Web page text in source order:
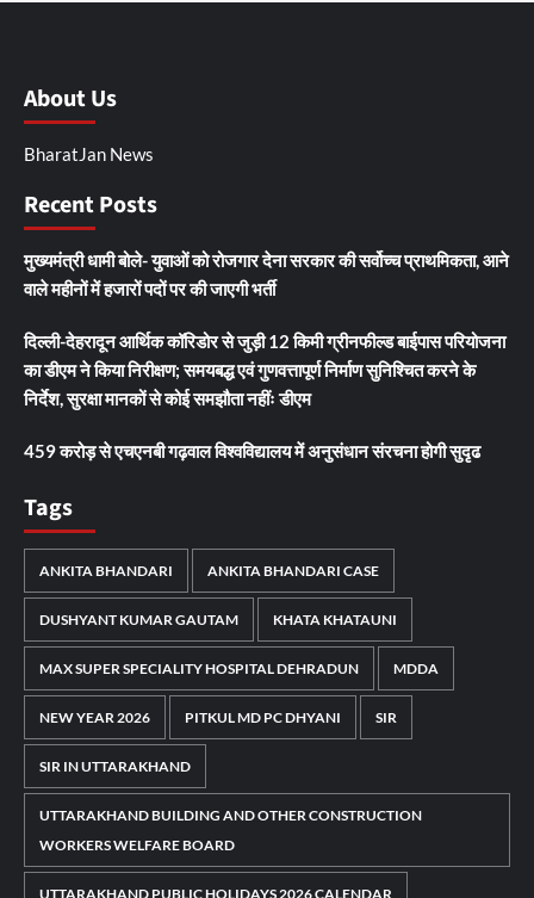
About Us
BharatJan News
Recent Posts
मुख्यमंत्री धामी बोले- युवाओं को रोजगार देना सरकार की सर्वोच्च प्राथमिकता, आने
वाले महीनों में हजारों पदों पर की जाएगी भर्ती
दिल्ली-देहरादून आर्थिक कॉरिडोर से जुड़ी 12 किमी ग्रीनफील्ड बाईपास परियोजना
का डीएम ने किया निरीक्षण; समयबद्ध एवं गुणवत्तापूर्ण निर्माण सुनिश्चित करने के
निर्देश, सुरक्षा मानकों से कोई समझौता नहींः डीएम
459 करोड़ से एचएनबी गढ़वाल विश्वविद्यालय में अनुसंधान संरचना होगी सुदृढ
Tags
ANKITA BHANDARI ANKITA BHANDARI CASE
DUSHYANT KUMAR GAUTAM KHATA KHATAUNI
MAX SUPER SPECIALITY HOSPITAL DEHRADUN MDDA
NEW YEAR 2026 PITKUL MD PC DHYANI SIR
SIR IN UTTARAKHAND
UTTARAKHAND BUILDING AND OTHER CONSTRUCTION
WORKERS WELFARE BOARD
UTTARAKHAND PUBLIC HOLIDAYS 2026 CALENDAR